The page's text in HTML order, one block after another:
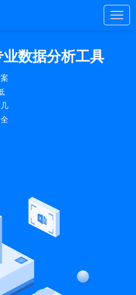
业数据分析工具